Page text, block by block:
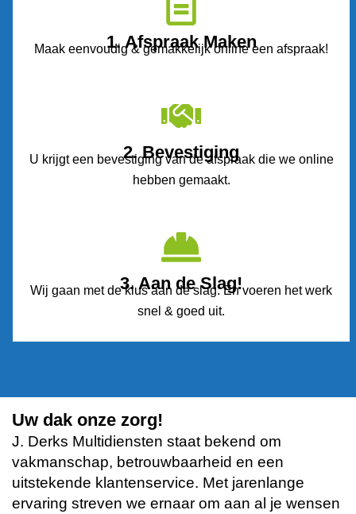
1. Afspraak Maken
Maak eenvoudig & gemakkelijk online een afspraak!
2. Bevestiging
U krijgt een bevestiging van de afspraak die we online
hebben gemaakt.
3. Aan de Slag!
Wij gaan met de klus aan de slag. En voeren het werk
snel & goed uit.
Uw dak onze zorg!
J. Derks Multidiensten staat bekend om
vakmanschap, betrouwbaarheid en een
uitstekende klantenservice. Met jarenlange
ervaring streven we ernaar om aan al je wensen